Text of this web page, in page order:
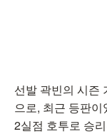
선발 곽빈의 시즌
으로, 최근 등판
2실점 호투로 승